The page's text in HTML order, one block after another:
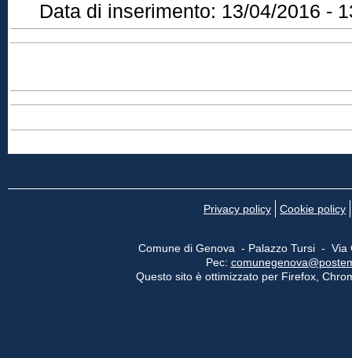
Data di inserimento: 13/04/2016 -
Privacy policy Cookie policy
Comune di Genova - Palazzo Tursi -
Pec:
Questo sito è ottimizzato per Firefox,